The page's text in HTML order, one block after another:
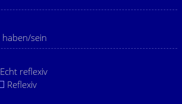
haben/sein
Echt reflexiv
Reflexiv